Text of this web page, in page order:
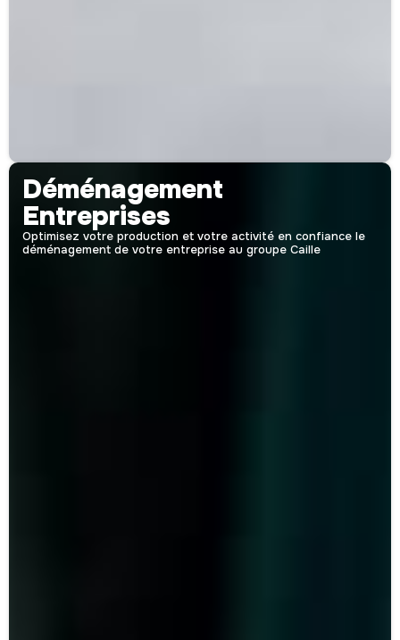
Déménagement
Entreprises
Optimisez votre production et votre activité en confiance le
déménagement de votre entreprise au groupe Caille